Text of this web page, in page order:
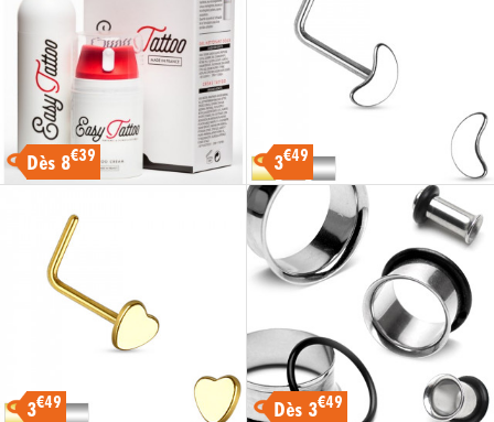
Dès 8€39 3€49
3€49 Dès 3€49